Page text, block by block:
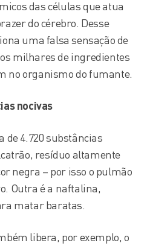
das células que atua
do cérebro. Desse
uma falsa sensação de
milhares de ingredientes
no organismo do fumante.
nocivas
de 4.720 substâncias
resíduo altamente
negra – por isso o pulmão
Outra é a naftalina,
matar baratas.
libera, por exemplo, o